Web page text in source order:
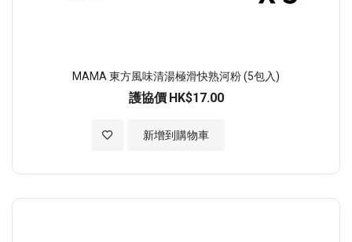
MAMA 東方風味清湯極滑快熟河粉 (5包入)
護協價 HK$17.00
新增到購物車
加入至願望清單